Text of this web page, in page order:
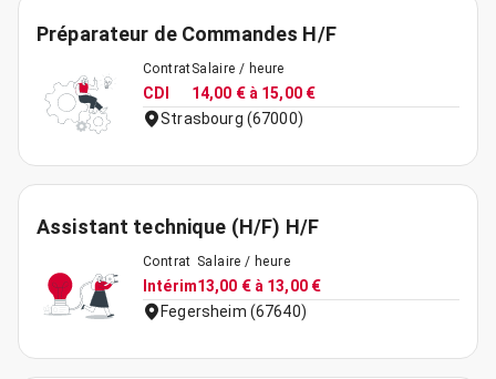
Préparateur de Commandes H/F
Contrat
CDI
Salaire / heure
14,00 € à 15,00 €
Strasbourg (67000)
Assistant technique (H/F) H/F
Contrat
Intérim
Salaire / heure
13,00 € à 13,00 €
Fegersheim (67640)